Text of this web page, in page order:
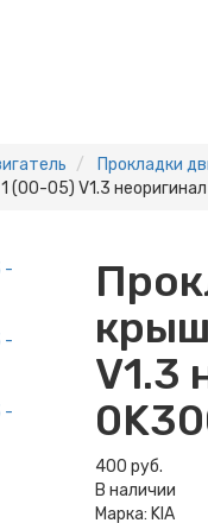
Прокладки
(00-05) V1.3
V1.3
400 руб.
В наличии
Марка: KIA